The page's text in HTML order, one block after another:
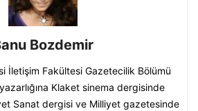
Bozdemir
İletişim Fakültesi Gazetecilik Bölümü
Klaket sinema dergisinde
Sanat dergisi ve Milliyet gazetesinde